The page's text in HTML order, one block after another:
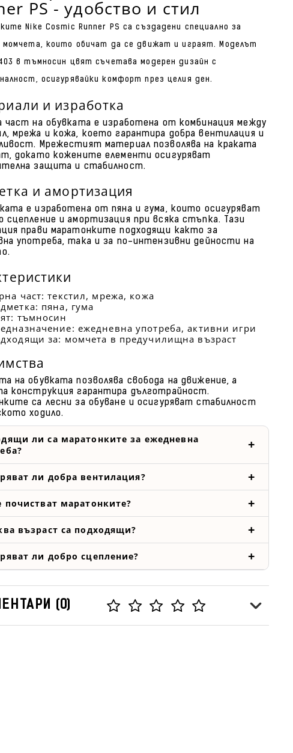
PS - удобство и стил
Nike Cosmic Runner PS са създадени специално за
момчета, които обичат да се движат и играят. Моделът
403 в тъмносин цвят съчетава модерен дизайн с
осигурявайки комфорт през целия ден.
и изработка
част на обувката е изработена от комбинация между
мрежа и кожа, което гарантира добра вентилация и
Мрежестият материал позволява на краката
докато кожените елементи осигуряват
защита и стабилност.
и амортизация
е изработена от пяна и гума, които осигуряват
сцепление и амортизация при всяка стъпка. Тази
прави маратонките подходящи както за
употреба, така и за по-интензивни дейности на
част: текстил, мрежа, кожа
пяна, гума
тъмносин
ежедневна употреба, активни игри
за: момчета в предучилищна възраст
на обувката позволява свобода на движение, а
конструкция гарантира дълготрайност.
са лесни за обуване и осигуряват стабилност
ходило.
ли са маратонките за ежедневна
ли добра вентилация?
почистват маратонките?
възраст са подходящи?
ли добро сцепление?
(0)